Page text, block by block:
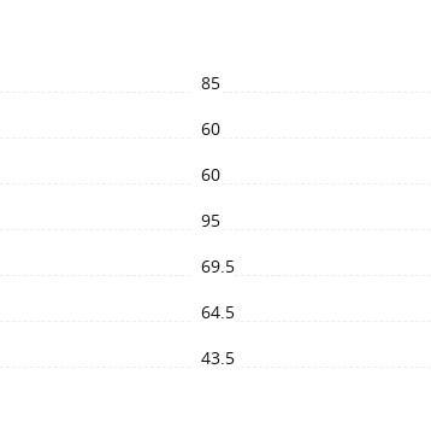
85
60
60
95
69.5
64.5
43.5